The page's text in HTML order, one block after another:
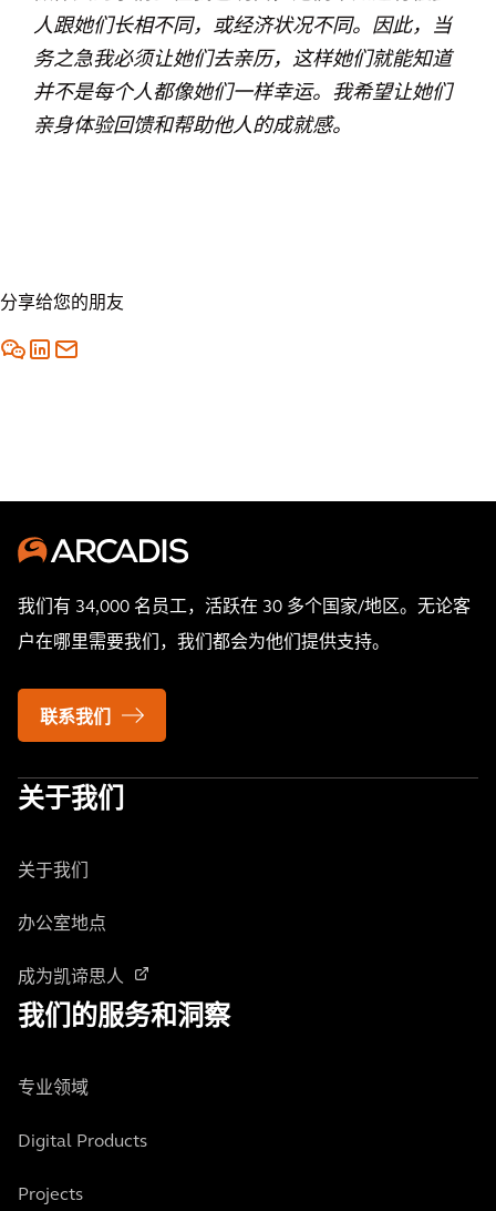
人跟她们长相不同，或经济状况不同。因此，当
务之急我必须让她们去亲历，这样她们就能知道
并不是每个人都像她们一样幸运。我希望让她们
亲身体验回馈和帮助他人的成就感。
分享给您的朋友
我们有 34,000 名员工，活跃在 30 多个国家/地区。无论客
户在哪里需要我们，我们都会为他们提供支持。
联系我们
关于我们
关于我们
办公室地点
成为凯谛思人
我们的服务和洞察
专业领域
Digital Products
Projects